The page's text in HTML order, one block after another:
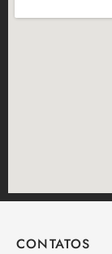
CONTATOS